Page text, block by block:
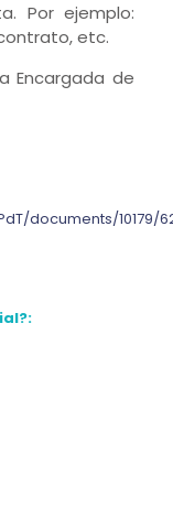
Por ejemplo:
etc.
Encargada de
documents/